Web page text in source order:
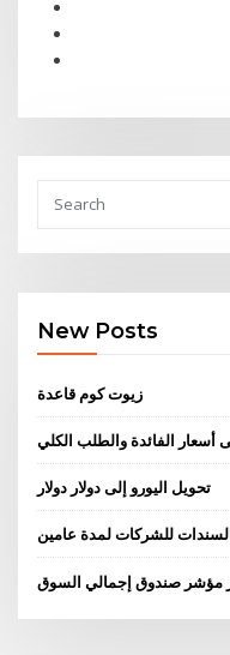
New Posts
زيوت كوم قاعدة
أسعار الفائدة والطلب الكلي
تحويل اليورو إلى دولار دولار
للشركات لمدة عامين
مؤشر صندوق إجمالي السوق